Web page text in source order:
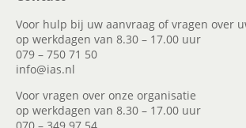
Voor hulp bij uw aanvraag of vragen over
op werkdagen van 8.30 – 17.00 uur
079 – 750 71 50
info@ias.nl
Voor vragen over onze organisatie
op werkdagen van 8.30 – 17.00 uur